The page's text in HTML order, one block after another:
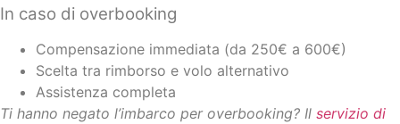
In caso di overbooking
Compensazione immediata (da 250€ a 600€)
Scelta tra rimborso e volo alternativo
Assistenza completa
Ti hanno negato l’imbarco per overbooking? Il servizio di